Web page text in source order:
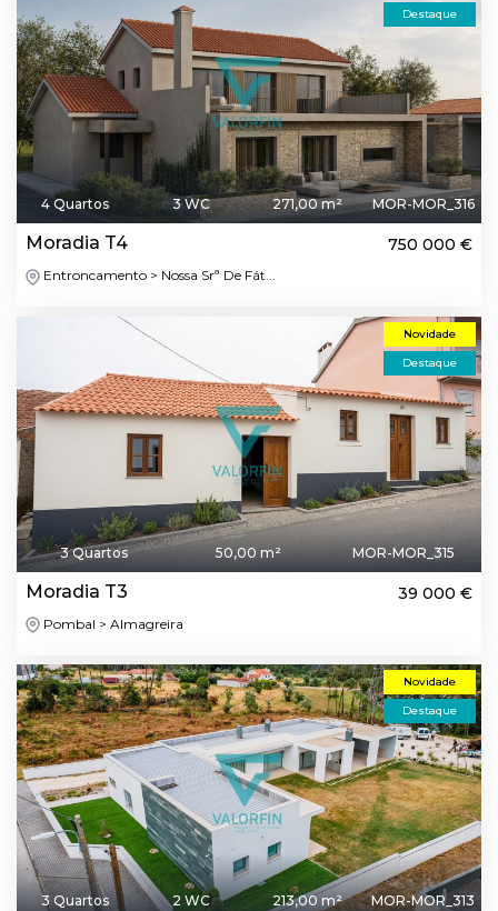
Destaque
4 Quartos 3 WC 271,00 m² MOR-MOR_316
Moradia T4 750 000 €
Entroncamento > Nossa Srª De Fát...
Novidade
Destaque
3 Quartos 50,00 m² MOR-MOR_315
Moradia T3 39 000 €
Pombal > Almagreira
Novidade
Destaque
3 Quartos 2 WC 213,00 m² MOR-MOR_313